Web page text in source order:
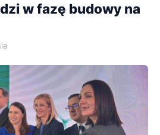
w fazę budowy na